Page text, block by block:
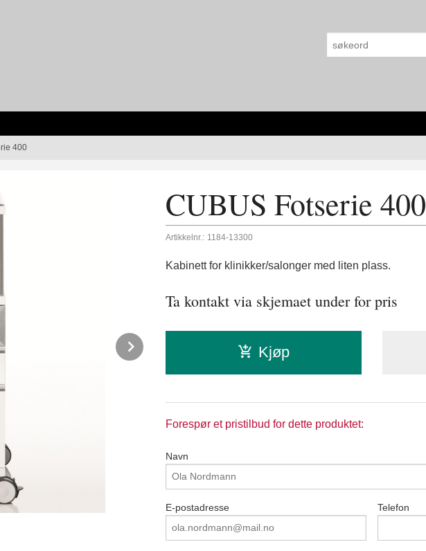
400
CUBUS Fotserie 400
Artikkelnr.: 1184-13300
Kabinett for klinikker/salonger med liten plass .
Ta kontakt via skjemaet under for pris
Kjøp
Forespør et pristilbud for dette produktet:
Navn
E-postadresse Telefon